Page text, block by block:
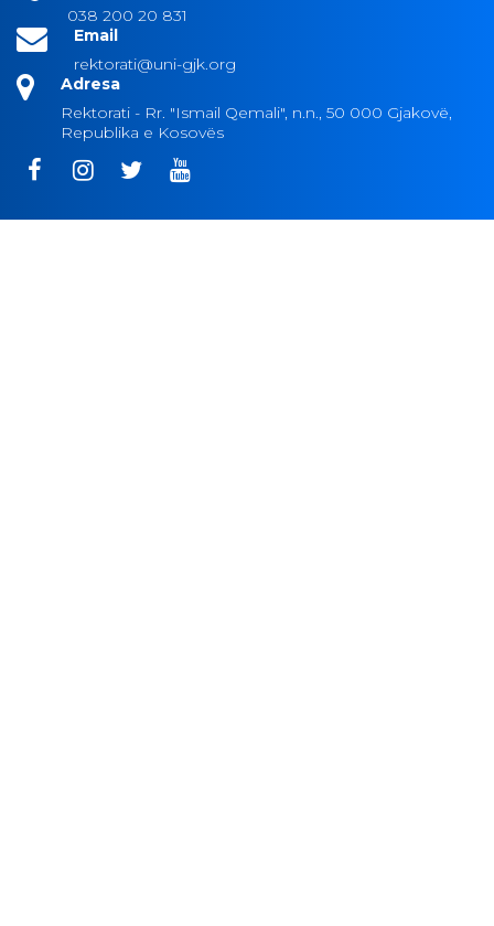
038 200 20 831
Email
rektorati@uni-gjk.org
Adresa
Rektorati - Rr. "Ismail Qemali", n.n., 50 000 Gjakovë,
Republika e Kosovës